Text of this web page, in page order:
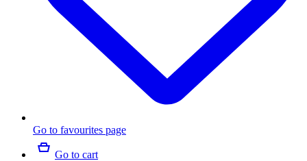
Go to favourites page
Go to cart